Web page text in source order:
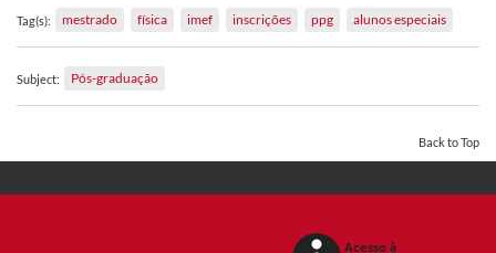
Tag(s): mestrado física imef inscrições ppg alunos especiais
Subject: Pós-graduação
Back to Top